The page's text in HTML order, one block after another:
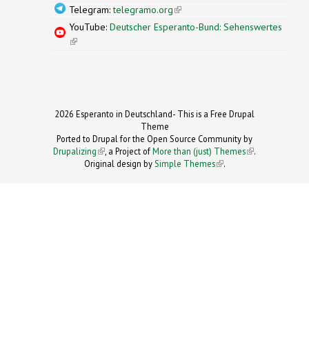
Telegram:telegramo.org(link is external)
YouTube: Deutscher Esperanto-Bund: Sehenswertes
(link is external)
2026 Esperanto in Deutschland- This is a Free Drupal
Theme
Ported to Drupal for the Open Source Community by
Drupalizing(link is external)
, a Project ofMore than (just) Themes (link is
.
Original design bySimple Themes
(link is
.